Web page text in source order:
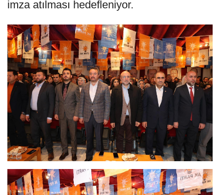
imza atılması hedefleniyor.